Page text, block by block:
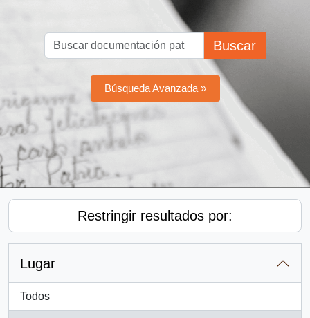
Buscar
Búsqueda Avanzada »
Restringir resultados por:
Lugar
Todos